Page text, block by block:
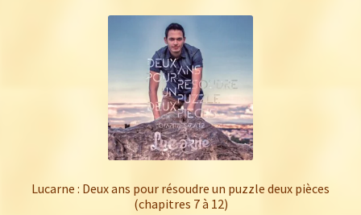
était :
20,00€.
Lucarne : Deux ans pour résoudre un puzzle deux pièces
(chapitres 7 à 12)